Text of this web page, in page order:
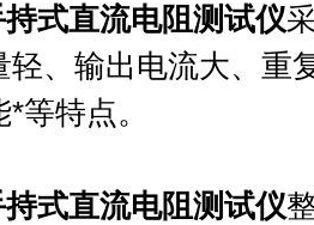
式直流电阻测试仪
轻、输出电流大、重
等特点。
式直流电阻测试仪